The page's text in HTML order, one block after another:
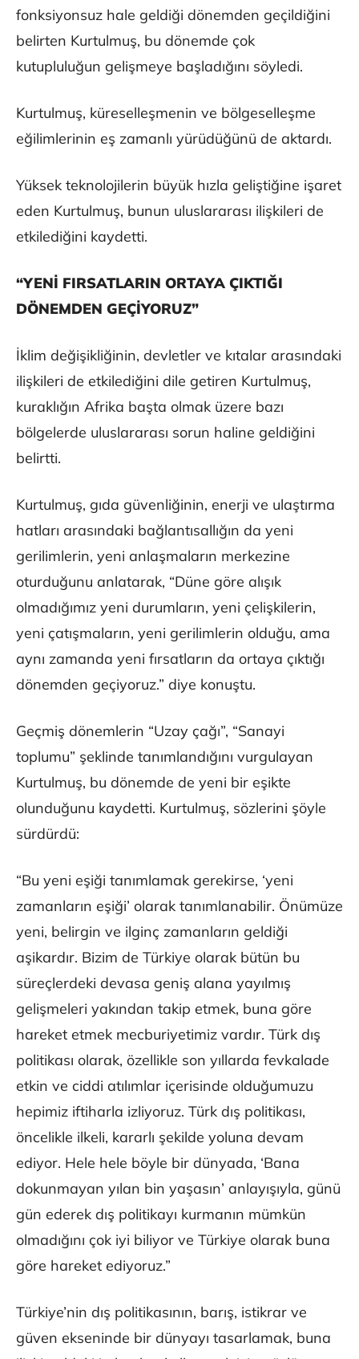
fonksiyonsuz hale geldiği dönemden geçildiğini
belirten Kurtulmuş, bu dönemde çok
kutupluluğun gelişmeye başladığını söyledi.
Kurtulmuş, küreselleşmenin ve bölgeselleşme
eğilimlerinin eş zamanlı yürüdüğünü de aktardı.
Yüksek teknolojilerin büyük hızla geliştiğine işaret
eden Kurtulmuş, bunun uluslararası ilişkileri de
etkilediğini kaydetti.
“YENİ FIRSATLARIN ORTAYA ÇIKTIĞI
DÖNEMDEN GEÇİYORUZ”
İklim değişikliğinin, devletler ve kıtalar arasındaki
ilişkileri de etkilediğini dile getiren Kurtulmuş,
kuraklığın Afrika başta olmak üzere bazı
bölgelerde uluslararası sorun haline geldiğini
belirtti.
Kurtulmuş, gıda güvenliğinin, enerji ve ulaştırma
hatları arasındaki bağlantısallığın da yeni
gerilimlerin, yeni anlaşmaların merkezine
oturduğunu anlatarak, “Düne göre alışık
olmadığımız yeni durumların, yeni çelişkilerin,
yeni çatışmaların, yeni gerilimlerin olduğu, ama
aynı zamanda yeni fırsatların da ortaya çıktığı
dönemden geçiyoruz.” diye konuştu.
Geçmiş dönemlerin “Uzay çağı”, “Sanayi
toplumu” şeklinde tanımlandığını vurgulayan
Kurtulmuş, bu dönemde de yeni bir eşikte
olunduğunu kaydetti. Kurtulmuş, sözlerini şöyle
sürdürdü:
“Bu yeni eşiği tanımlamak gerekirse, ‘yeni
zamanların eşiği’ olarak tanımlanabilir. Önümüze
yeni, belirgin ve ilginç zamanların geldiği
aşikardır. Bizim de Türkiye olarak bütün bu
süreçlerdeki devasa geniş alana yayılmış
gelişmeleri yakından takip etmek, buna göre
hareket etmek mecburiyetimiz vardır. Türk dış
politikası olarak, özellikle son yıllarda fevkalade
etkin ve ciddi atılımlar içerisinde olduğumuzu
hepimiz iftiharla izliyoruz. Türk dış politikası,
öncelikle ilkeli, kararlı şekilde yoluna devam
ediyor. Hele hele böyle bir dünyada, ‘Bana
dokunmayan yılan bin yaşasın’ anlayışıyla, günü
gün ederek dış politikayı kurmanın mümkün
olmadığını çok iyi biliyor ve Türkiye olarak buna
göre hareket ediyoruz.”
Türkiye’nin dış politikasının, barış, istikrar ve
güven ekseninde bir dünyayı tasarlamak, buna